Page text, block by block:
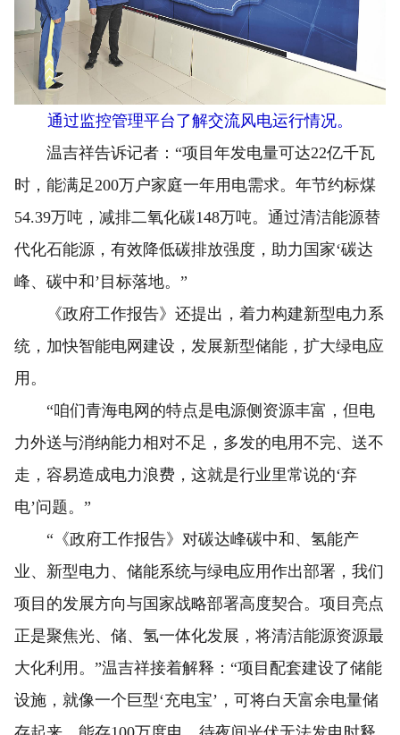
通过监控管理平台了解交流风电运行情况。
温吉祥告诉记者：“项目年发电量可达22亿千瓦
时，能满足200万户家庭一年用电需求。年节约标煤
54.39万吨，减排二氧化碳148万吨。通过清洁能源替
代化石能源，有效降低碳排放强度，助力国家‘碳达
峰、碳中和’目标落地。”
《政府工作报告》还提出，着力构建新型电力系
统，加快智能电网建设，发展新型储能，扩大绿电应
用。
“咱们青海电网的特点是电源侧资源丰富，但电
力外送与消纳能力相对不足，多发的电用不完、送不
走，容易造成电力浪费，这就是行业里常说的‘弃
电’问题。”
“《政府工作报告》对碳达峰碳中和、氢能产
业、新型电力、储能系统与绿电应用作出部署，我们
项目的发展方向与国家战略部署高度契合。项目亮点
正是聚焦光、储、氢一体化发展，将清洁能源资源最
大化利用。”温吉祥接着解释：“项目配套建设了储能
设施，就像一个巨型‘充电宝’，可将白天富余电量储